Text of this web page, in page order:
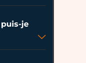
je